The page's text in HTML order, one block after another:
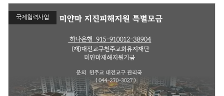
국제협력사업